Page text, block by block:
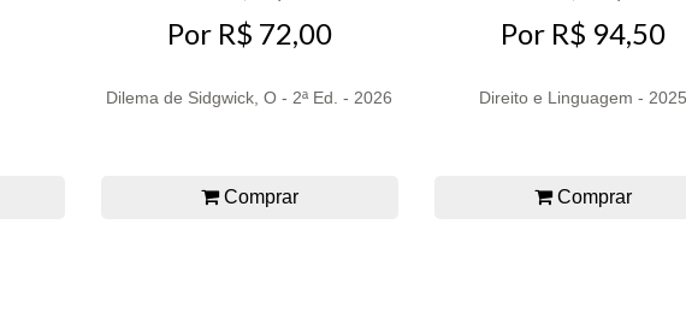
Por R$ 72,00
Dilema de Sidgwick, O - 2ª Ed. - 2026
Comprar
Por R$ 94,50
Direito e Linguagem -
Comprar